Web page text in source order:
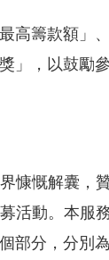
高籌款額」
」，以鼓勵
慷慨解囊，
活動。本服
部分，分別為